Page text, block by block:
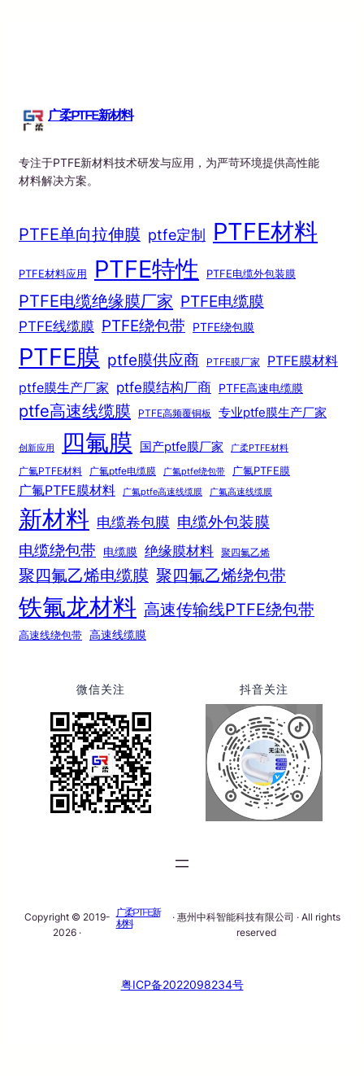
广柔PTFE新材料
专注于PTFE新材料技术研发与应用，为严苛环境提供高性能
材料解决方案。
PTFE单向拉伸膜 ptfe定制 PTFE材料
PTFE材料应用 PTFE特性 PTFE电缆外包装膜
PTFE电缆绝缘膜厂家 PTFE电缆膜
PTFE线缆膜 PTFE绕包带 PTFE绕包膜
PTFE膜 ptfe膜供应商 PTFE膜厂家 PTFE膜材料
ptfe膜生产厂家 ptfe膜结构厂商 PTFE高速电缆膜
ptfe高速线缆膜 PTFE高频覆铜板 专业ptfe膜生产厂家
创新应用 四氟膜 国产ptfe膜厂家 广柔PTFE材料
广氟PTFE材料 广氟ptfe电缆膜 广氟ptfe绕包带 广氟PTFE膜
广氟PTFE膜材料 广氟ptfe高速线缆膜 广氟高速线缆膜
新材料 电缆卷包膜 电缆外包装膜
电缆绕包带 电缆膜 绝缘膜材料 聚四氟乙烯
聚四氟乙烯电缆膜 聚四氟乙烯绕包带
铁氟龙材料 高速传输线PTFE绕包带
高速线绕包带 高速线缆膜
微信关注 抖音关注
Copyright © 2019-
2026 ·
广柔PTFE新
材料
· 惠州中科智能科技有限公司 · All rights
reserved
粤ICP备2022098234号